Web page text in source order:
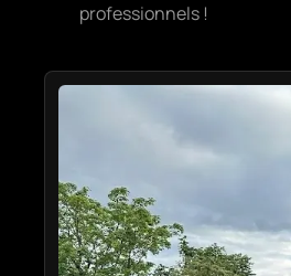
professionnels !